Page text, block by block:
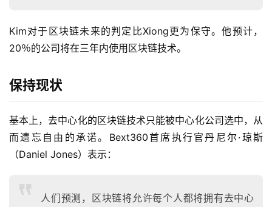
Kim对于区块链未来的判定比Xiong更为保守。他预计，
20％的公司将在三年内使用区块链技术。
保持现状
基本上，去中心化的区块链技术只能被中心化公司选中，从
而遗忘自由的承诺。Bext360首席执行官丹尼尔·琼斯
（Daniel Jones）表示：
人们预测，区块链将允许每个人都将拥有去中心